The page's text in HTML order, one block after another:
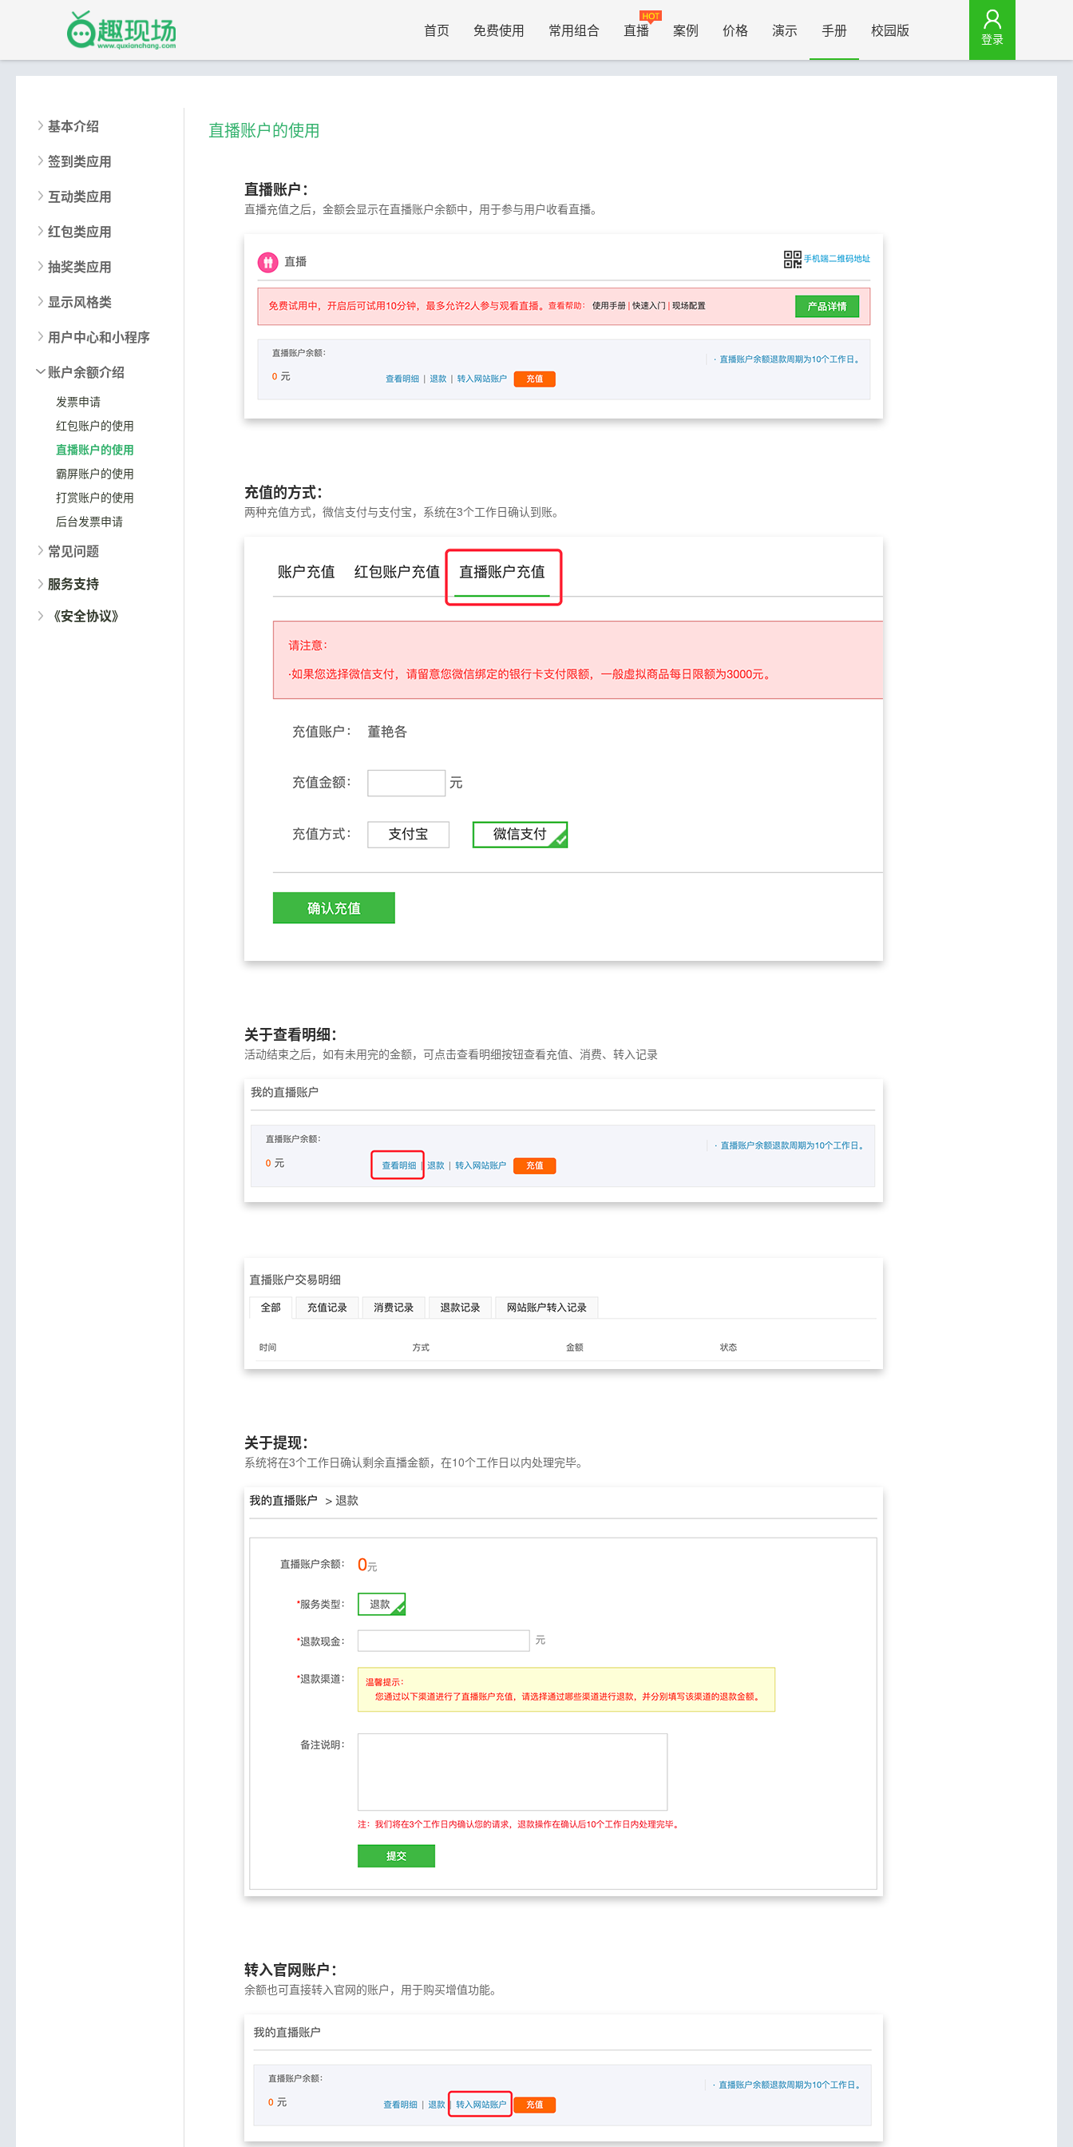
登录
首页 免费使用 常用组合 直播 案例 价格 演示 手册 校园版
基本介绍
签到类应用
互动类应用
红包类应用
抽奖类应用
显示风格类
用户中心和小程序
账户余额介绍
发票申请
红包账户的使用
直播账户的使用
霸屏账户的使用
打赏账户的使用
后台发票申请
常见问题
服务支持
《安全协议》
直播账户的使用
直播账户：
直播充值之后，金额会显示在直播账户余额中，用于参与用户收看直播。
充值的方式：
两种充值方式，微信支付与支付宝，系统在3个工作日确认到账。
关于查看明细：
活动结束之后，如有未用完的金额，可点击查看明细按钮查看充值、消费、转入记录
关于提现：
系统将在3个工作日确认剩余直播金额，在10个工作日以内处理完毕。
转入官网账户：
余额也可直接转入官网的账户，用于购买增值功能。